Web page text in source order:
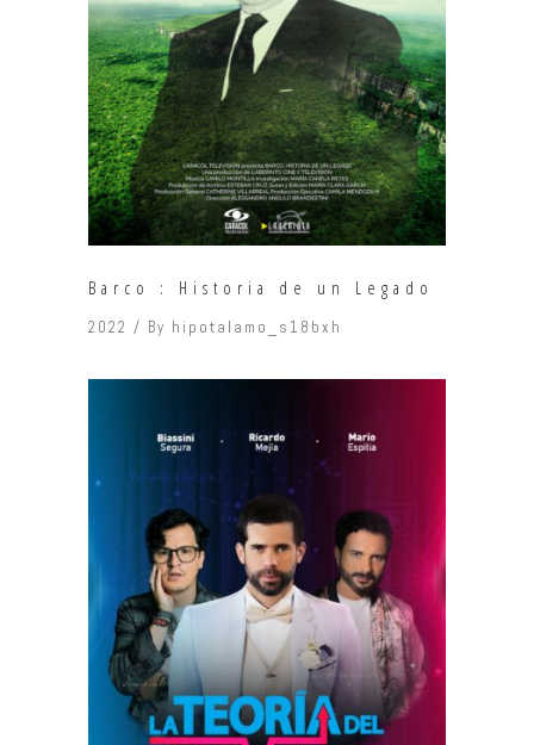
Barco : Historia de un Legado
2022 By hipotalamo_s18bxh